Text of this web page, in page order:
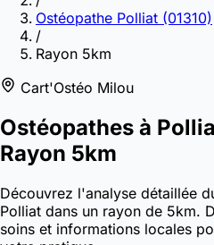
Ostéopathe Polliat (01310)
/
Rayon 5km
Cart'Ostéo Milou
Ostéopathes à
Rayon 5km
Découvrez l'analyse détaillée
Polliat dans un rayon de 5km.
soins et informations locales